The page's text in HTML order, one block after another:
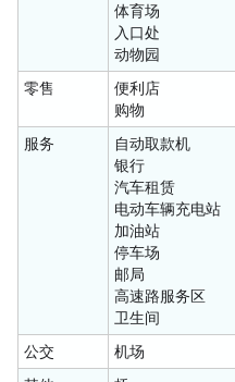
体育场
入口处
动物园
零售
便利店
购物
服务
自动取款机
银行
汽车租赁
电动车辆充电站
加油站
停车场
邮局
高速路服务区
卫生间
公交
机场